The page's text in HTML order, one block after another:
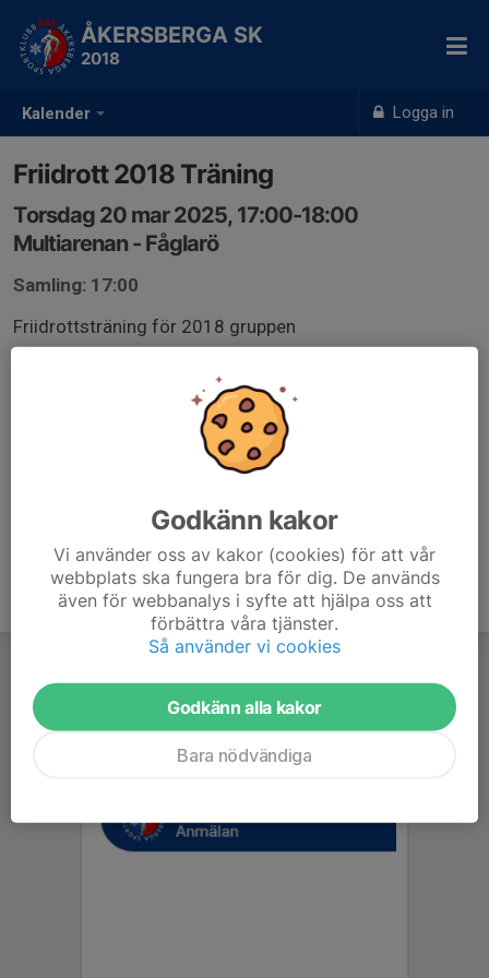
Kalender Logga in
ÅKERSBERGA SK
2018
Friidrott 2018 Träning
Torsdag 20 mar 2025, 17:00-18:00
Multiarenan - Fåglarö
Samling: 17:00
Friidrottsträning för 2018 gruppen
Godkänn kakor
Vi använder oss av kakor (cookies) för att vår
webbplats ska fungera bra för dig. De används
även för webbanalys i syfte att hjälpa oss att
förbättra våra tjänster.
Så använder vi cookies
Godkänn alla kakor
Bara nödvändiga